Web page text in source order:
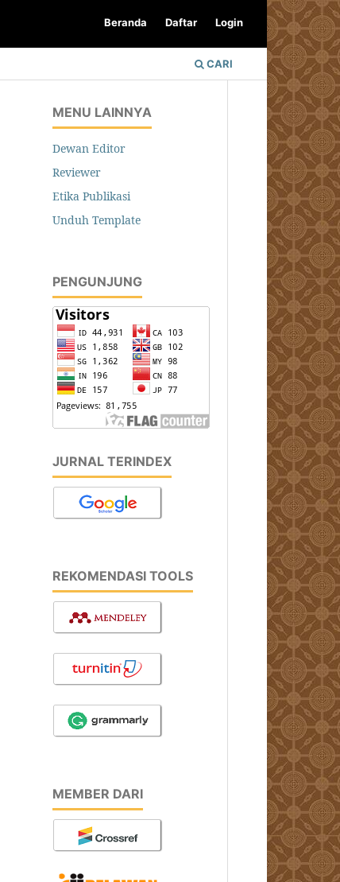
CARI
Beranda Daftar Login
MENU LAINNYA
Dewan Editor
Reviewer
Etika Publikasi
Unduh Template
PENGUNJUNG
JURNAL TERINDEX
REKOMENDASI TOOLS
MEMBER DARI